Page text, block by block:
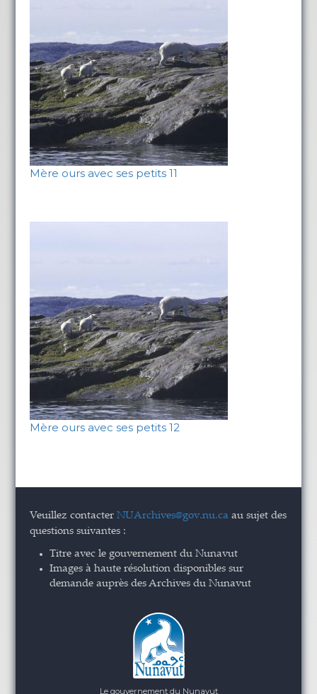
Mère ours avec ses petits 11
Mère ours avec ses petits 12
Veuillez contacterNUArchives@gov.nu.ca au sujet des
questions suivantes :
Titre avec le gouvernement du Nunavut
Images à haute résolution disponibles sur
demande auprès des Archives du Nunavut
Le gouvernement du Nunavut